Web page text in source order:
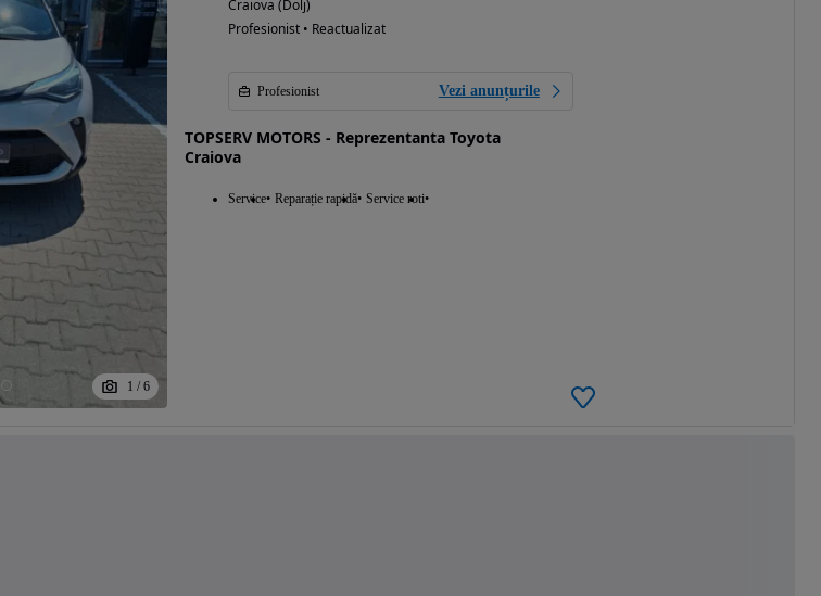
1 / 6
Craiova (Dolj)
Profesionist • Reactualizat
Profesionist Vezi anunțurile
TOPSERV MOTORS - Reprezentanta Toyota
Craiova
Service Reparație rapidă Service roti